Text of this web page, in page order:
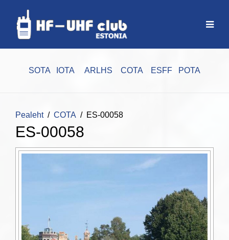
SOTA IOTA ARLHS COTA ESFF POTA
Pealeht COTA ES-00058
ES-00058